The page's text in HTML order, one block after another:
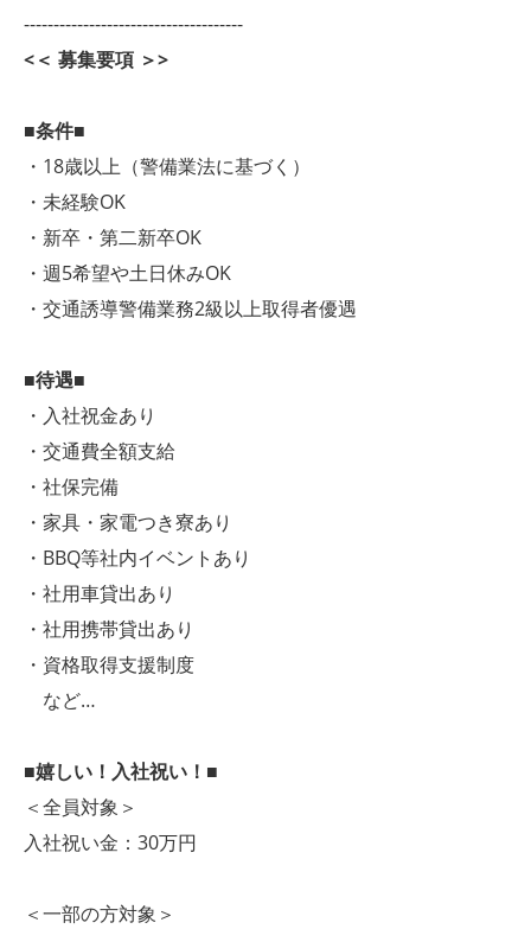
-------------------------------------
<＜ 募集要項 ＞>
■条件■
・18歳以上（警備業法に基づく）
・未経験OK
・新卒・第二新卒OK
・週5希望や土日休みOK
・交通誘導警備業務2級以上取得者優遇
■待遇■
・入社祝金あり
・交通費全額支給
・社保完備
・家具・家電つき寮あり
・BBQ等社内イベントあり
・社用車貸出あり
・社用携帯貸出あり
・資格取得支援制度
など…
■嬉しい！入社祝い！■
＜全員対象＞
入社祝い金：30万円
＜一部の方対象＞